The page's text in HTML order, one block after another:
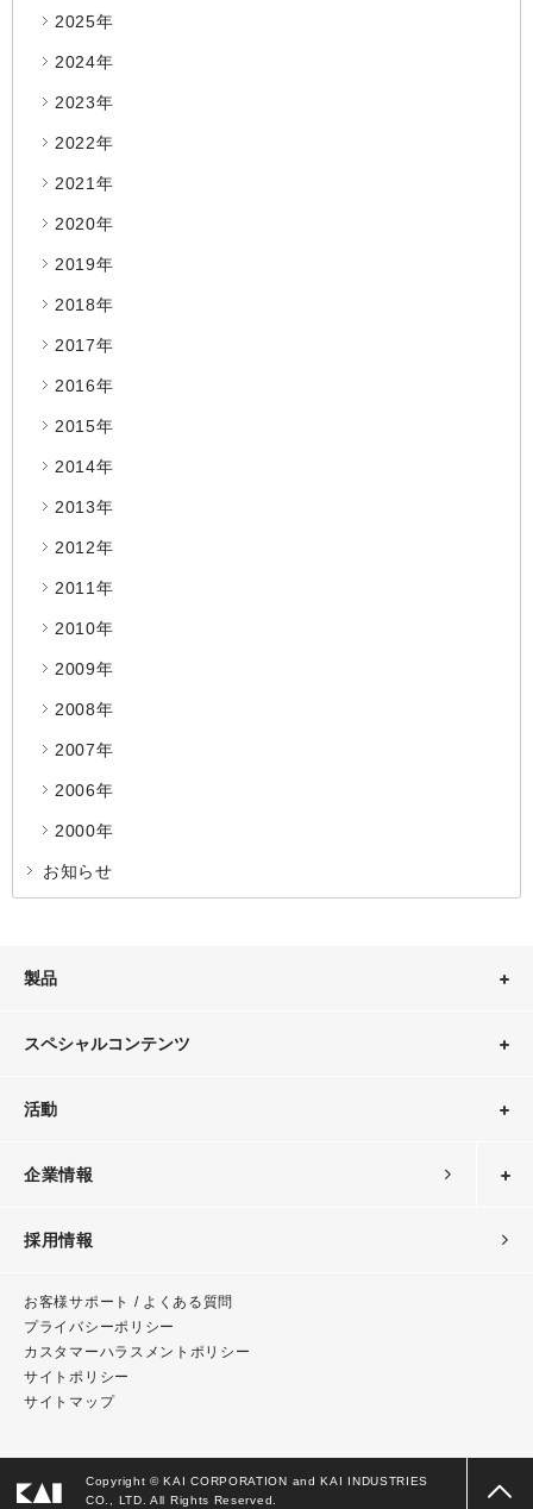
2025年
2024年
2023年
2022年
2021年
2020年
2019年
2018年
2017年
2016年
2015年
2014年
2013年
2012年
2011年
2010年
2009年
2008年
2007年
2006年
2000年
お知らせ
製品
スペシャルコンテンツ
活動
企業情報
採用情報
お客様サポート / よくある質問
プライバシーポリシー
カスタマーハラスメント ポリシー
サイトポリシー
サイトマップ
Copyright © KAI CORPORATION and KAI INDUSTRIES
CO., LTD. All Rights Reserved.